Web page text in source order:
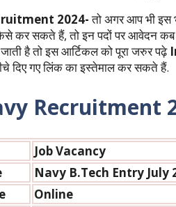
2024-तो अगर आप भी इस
कर सकते हैं, तो इन पदों पर आवेदन कब से
जाती है तो इस आर्टिकल को पूरा जरुर पढ़े
दिए गए लिंक का इस्तेमाल कर सकते हैं.
Recruitment
Job Vacancy
Navy B.Tech Entry July
Online